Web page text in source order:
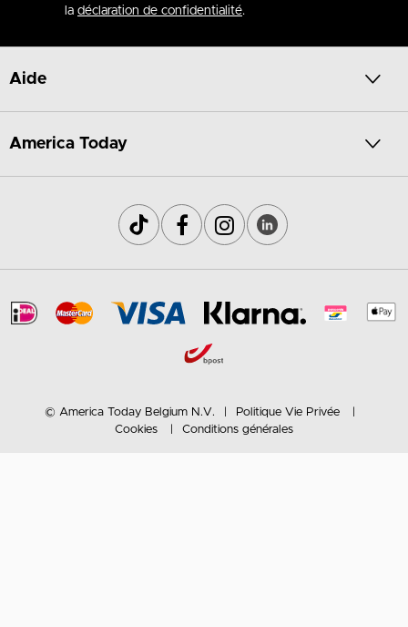
la déclaration de confidentialité.
Aide
America Today
© America Today Belgium N.V.
Politique Vie Privée
Cookies
Conditions générales